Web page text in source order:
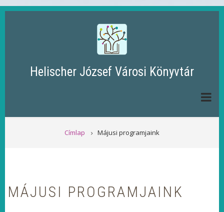
Helischer József Városi Könyvtár
MORZSACímlap Májusi programjaink
MÁJUSI PROGRAMJAINK